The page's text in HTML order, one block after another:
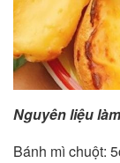
Nguyên liệu
Bánh mì chuột: